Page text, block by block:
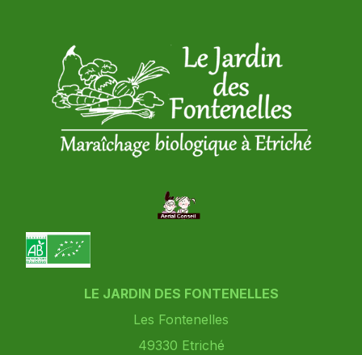
LE JARDIN DES FONTENELLES
Les Fontenelles
49330 Etriché